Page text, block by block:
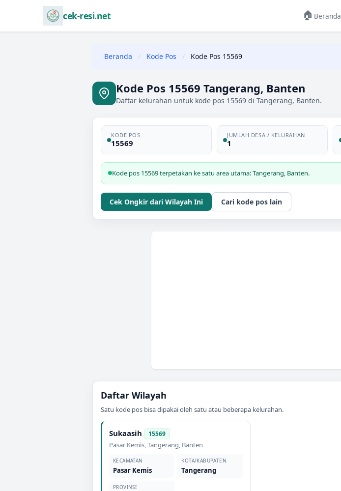
cek-resi.net 🏠 Beranda
Beranda / Kode Pos / Kode Pos 15569
Kode Pos 15569 Tangerang, Banten
Daftar kelurahan untuk kode pos 15569 di Tangerang, Banten.
KODE POS
15569
JUMLAH DESA / KELURAHAN
1
Kode pos 15569 terpetakan ke satu area utama: Tangerang, Banten.
Cek Ongkir dari Wilayah Ini Cari kode pos lain
Daftar Wilayah
Satu kode pos bisa dipakai oleh satu atau beberapa kelurahan.
Sukaasih 15569
Pasar Kemis,Tangerang, Banten
KECAMATAN
Pasar Kemis
KOTA/KABUPATEN
Tangerang
PROVINSI